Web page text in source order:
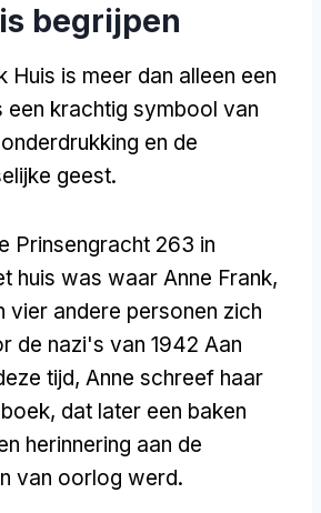
begrijpen
Huis is meer dan alleen een
een krachtig symbool van
en de
geest.
Prinsengracht 263 in
huis was waar Anne Frank,
vier andere personen zich
de nazi's van 1942 Aan
tijd, Anne schreef haar
dat later een baken
herinnering aan de
van oorlog werd.